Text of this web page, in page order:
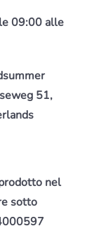
09:00 alle
51,
nel
sotto